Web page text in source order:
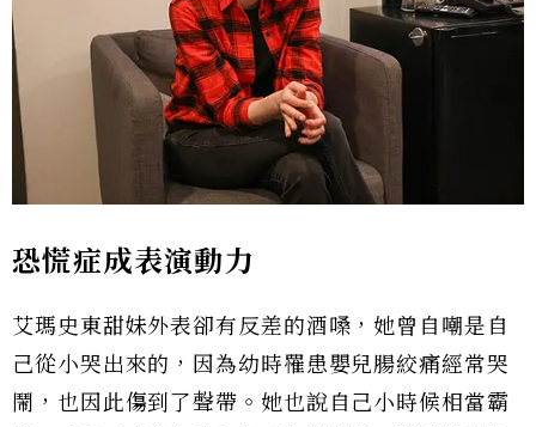
恐慌症成表演動力
艾瑪史東甜妹外表卻有反差的酒嗓，她曾自嘲是自
己從小哭出來的，因為幼時罹患嬰兒腸絞痛經常哭
鬧，也因此傷到了聲帶。她也說自己小時候相當霸